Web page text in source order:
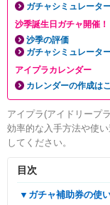
ガチャシミュレータ
沙季誕生日ガチャ開催！
沙季の評価
ガチャシミュレータ
アイプラカレンダー
カレンダーの作成は
アイプラ(アイドリープ
効率的な入手方法や使
してください。
目次
▼ガチャ補助券の使